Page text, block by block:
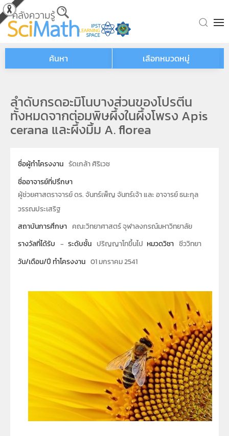
Skip to main content
ค้นหา เลือกหมวดหมู่
ลำดับกรดอะมิโนบางส่วนของโปรตีน
ทั้งหมดจากต่อมพิษผึ้งในผึ้งโพรง Apis
cerana และผึ้งมิ้ม A. florea
ชื่อผู้ทำโครงงาน รัดเกล้า ศิริเวช
ชื่ออาจารย์ที่ปรึกษา
ผู้ช่วยศาสตราจารย์ ดร. จันทร์เพ็ญ จันทร์เจ้า และ อาจารย์ ธนะกุล
วรรณประเสริฐ
สถาบันการศึกษา คณะวิทยาศาสตร์ จุฬาลงกรณ์มหาวิทยาลัย
รางวัลที่ได้รับ - ระดับชั้น ปริญญาโทขึ้นไป หมวดวิชา ชีววิทยา
วัน/เดือน/ปี ทำโครงงาน 01 มกราคม 2541